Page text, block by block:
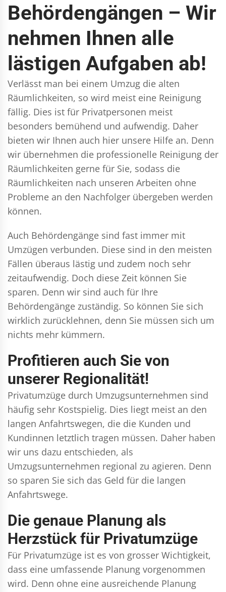
Behördengängen – Wir
nehmen Ihnen alle
lästigen Aufgaben ab!
Verlässt man bei einem Umzug die alten
Räumlichkeiten, so wird meist eine Reinigung
fällig. Dies ist für Privatpersonen meist
besonders bemühend und aufwendig. Daher
bieten wir Ihnen auch hier unsere Hilfe an. Denn
wir übernehmen die professionelle Reinigung der
Räumlichkeiten gerne für Sie, sodass die
Räumlichkeiten nach unseren Arbeiten ohne
Probleme an den Nachfolger übergeben werden
können.
Auch Behördengänge sind fast immer mit
Umzügen verbunden. Diese sind in den meisten
Fällen überaus lästig und zudem noch sehr
zeitaufwendig. Doch diese Zeit können Sie
sparen. Denn wir sind auch für Ihre
Behördengänge zuständig. So können Sie sich
wirklich zurücklehnen, denn Sie müssen sich um
nichts mehr kümmern.
Profitieren auch Sie von
unserer Regionalität!
Privatumzüge durch Umzugsunternehmen sind
häufig sehr Kostspielig. Dies liegt meist an den
langen Anfahrtswegen, die die Kunden und
Kundinnen letztlich tragen müssen. Daher haben
wir uns dazu entschieden, als
Umzugsunternehmen regional zu agieren. Denn
so sparen Sie sich das Geld für die langen
Anfahrtswege.
Die genaue Planung als
Herzstück für Privatumzüge
Für Privatumzüge ist es von grosser Wichtigkeit,
dass eine umfassende Planung vorgenommen
wird. Denn ohne eine ausreichende Planung